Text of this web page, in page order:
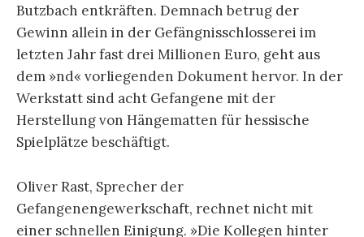
Butzbach entkräften. Demnach betrug der
Gewinn allein in der Gefängnisschlosserei im
letzten Jahr fast drei Millionen Euro, geht aus
dem »nd« vorliegenden Dokument hervor. In der
Werkstatt sind acht Gefangene mit der
Herstellung von Hängematten für hessische
Spielplätze beschäftigt.
Oliver Rast, Sprecher der
Gefangenengewerkschaft, rechnet nicht mit
einer schnellen Einigung. »Die Kollegen hinter